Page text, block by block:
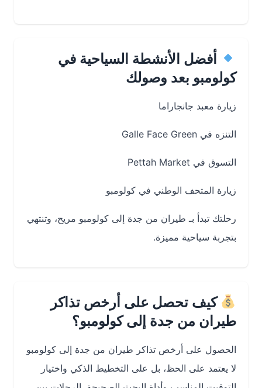
أفضل الأنشطة السياحية في
كولومبو بعد وصولك
زيارة معبد جانجاراما
التنزه في Galle Face Green
التسوق في Pettah Market
زيارة المتحف الوطني في كولومبو
رحلتك تبدأ بـ طيران من جدة إلى كولومبو مريح، وتنتهي
بتجربة سياحية مميزة.
كيف تحصل على أرخص تذاكر
طيران من جدة إلى كولومبو؟
الحصول على أرخص تذاكر طيران من جدة إلى كولومبو
لا يعتمد على الحظ، بل على التخطيط الذكي واختيار